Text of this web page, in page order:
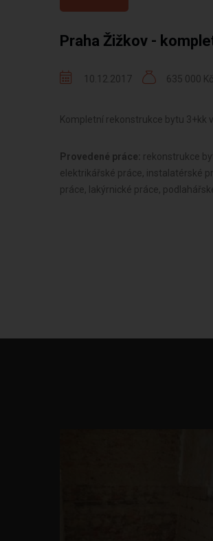
Praha Žižkov -
10.12.2017 635 000 Kč
Kompletní rekonstrukce bytu 3+kk
Provedené práce: rekonstrukce
elektrikářské práce, instalatérské
práce, lakýrnické práce,